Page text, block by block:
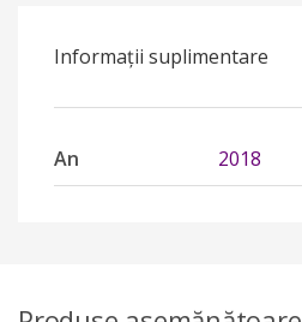
Informații suplimentare
An 2018